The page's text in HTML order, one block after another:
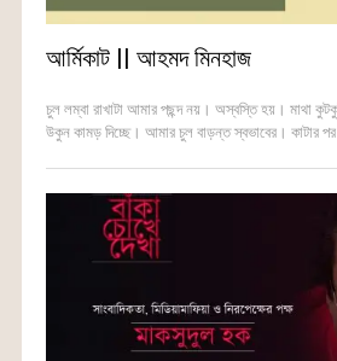
আর্মিকাট || আহমদ মিনহাজ
চুল লম্বা রাখাটা আমার পছন্দ নয়। অস্বস্তি হয়। মাথা
উকুন কামড় দিচ্ছে। আমার চুল বাড়ন্ত স্বভাবের। কাটার